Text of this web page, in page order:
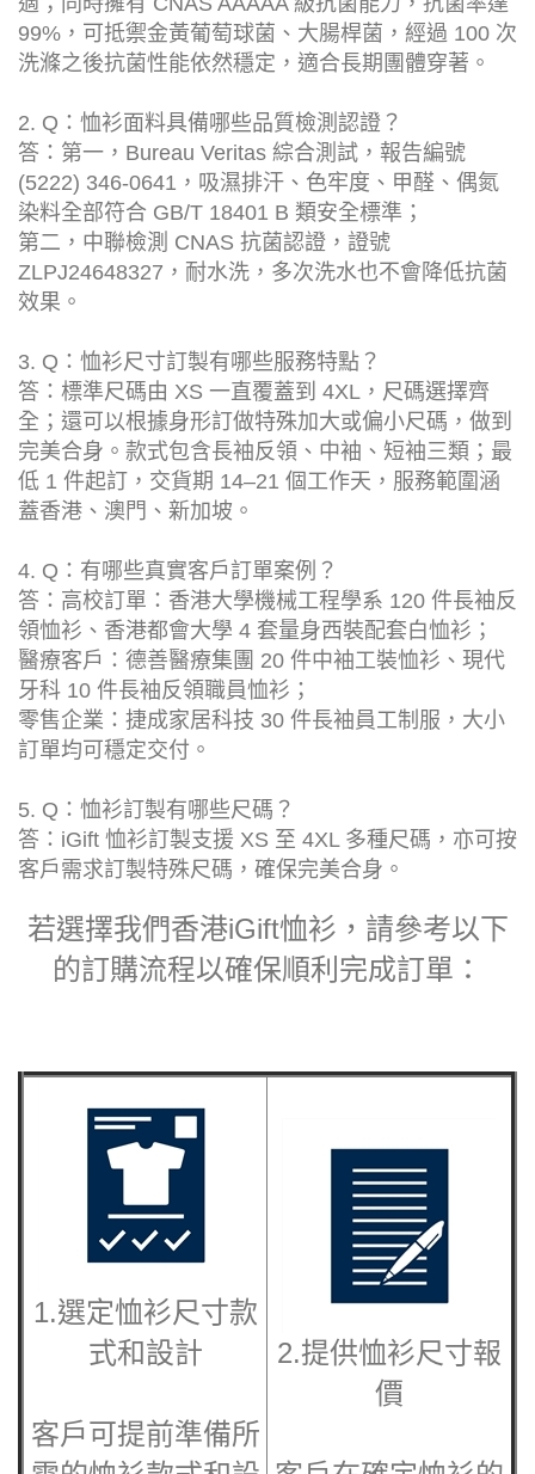
99%，可抵禦金黃葡萄球菌、大腸桿菌，經過 100 次
洗滌之後抗菌性能依然穩定，適合長期團體穿著。
2. Q：恤衫面料具備哪些品質檢測認證？
答：第一，Bureau Veritas 綜合測試，報告編號
(5222) 346-0641，吸濕排汗、色牢度、甲醛、偶氮
染料全部符合 GB/T 18401 B 類安全標準；
第二，中聯檢測 CNAS 抗菌認證，證號
ZLPJ24648327，耐水洗，多次洗水也不會降低抗菌
效果。
3. Q：恤衫尺寸訂製有哪些服務特點？
答：標準尺碼由 XS 一直覆蓋到 4XL，尺碼選擇齊
全；還可以根據身形訂做特殊加大或偏小尺碼，做到
完美合身。款式包含長袖反領、中袖、短袖三類；最
低 1 件起訂，交貨期 14–21 個工作天，服務範圍涵
蓋香港、澳門、新加坡。
4. Q：有哪些真實客戶訂單案例？
答：高校訂單：香港大學機械工程學系 120 件長袖反
領恤衫、香港都會大學 4 套量身西裝配套白恤衫；
醫療客戶：德善醫療集團 20 件中袖工裝恤衫、現代
牙科 10 件長袖反領職員恤衫；
零售企業：捷成家居科技 30 件長袖員工制服，大小
訂單均可穩定交付。
5. Q：恤衫訂製有哪些尺碼？
答：iGift 恤衫訂製支援 XS 至 4XL 多種尺碼，亦可按
客戶需求訂製特殊尺碼，確保完美合身。
若選擇我們香港iGift恤衫，請參考以下
的訂購流程以確保順利完成訂單：
1.選定恤衫尺寸款
式和設計
客戶可提前準備所
2.提供恤衫尺寸報
價